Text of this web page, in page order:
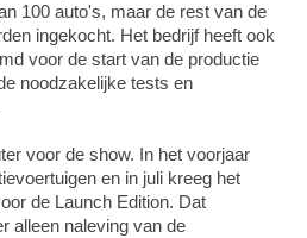
100 auto's, maar de rest van de
ingekocht. Het bedrijf heeft ook
voor de start van de productie
noodzakelijke tests en
voor de show. In het voorjaar
en in juli kreeg het
de Launch Edition. Dat
alleen naleving van de